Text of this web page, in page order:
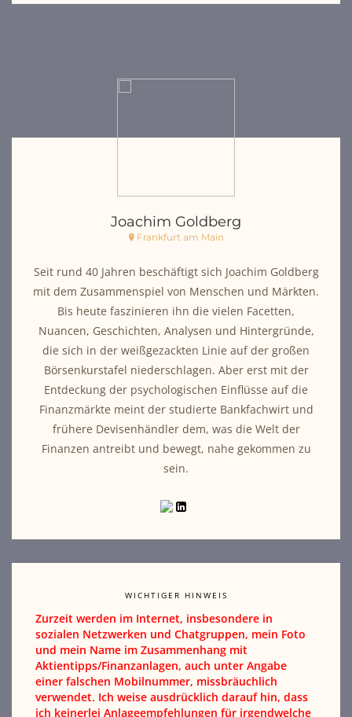
Joachim Goldberg
Frankfurt am Main
Seit rund 40 Jahren beschäftigt sich Joachim Goldberg
mit dem Zusammenspiel von Menschen und Märkten.
Bis heute faszinieren ihn die vielen Facetten,
Nuancen, Geschichten, Analysen und Hintergründe,
die sich in der weißgezackten Linie auf der großen
Börsenkurstafel niederschlagen. Aber erst mit der
Entdeckung der psychologischen Einflüsse auf die
Finanzmärkte meint der studierte Bankfachwirt und
frühere Devisenhändler dem, was die Welt der
Finanzen antreibt und bewegt, nahe gekommen zu
sein.
WICHTIGER HINWEIS
Zurzeit werden im Internet, insbesondere in
sozialen Netzwerken und Chatgruppen, mein Foto
und mein Name im Zusammenhang mit
Aktientipps/Finanzanlagen, auch unter Angabe
einer falschen Mobilnummer, missbräuchlich
verwendet. Ich weise ausdrücklich darauf hin, dass
ich keinerlei Anlageempfehlungen für irgendwelche